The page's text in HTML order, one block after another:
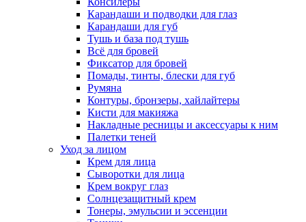
Карандаши и подводки для глаз
Карандаши для губ
Тушь и база под тушь
Всё для бровей
Фиксатор для бровей
Помады, тинты, блески для губ
Румяна
Контуры, бронзеры, хайлайтеры
Кисти для макияжа
Накладные ресницы и аксессуары к ним
Палетки теней
Уход за лицом
Крем для лица
Сыворотки для лица
Крем вокруг глаз
Солнцезащитный крем
Тонеры, эмульсии и эссенции